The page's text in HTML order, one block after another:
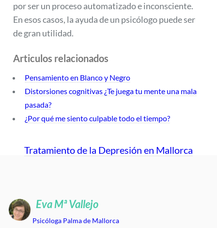
por ser un proceso automatizado e inconsciente.
En esos casos, la ayuda de un psicólogo puede ser
de gran utilidad.
Articulos relacionados
Pensamiento en Blanco y Negro
Distorsiones cognitivas ¿Te juega tu mente una mala
pasada?
¿Por qué me siento culpable todo el tiempo?
Tratamiento de la Depresión en Mallorca
Eva Mª Vallejo
Psicóloga Palma de Mallorca